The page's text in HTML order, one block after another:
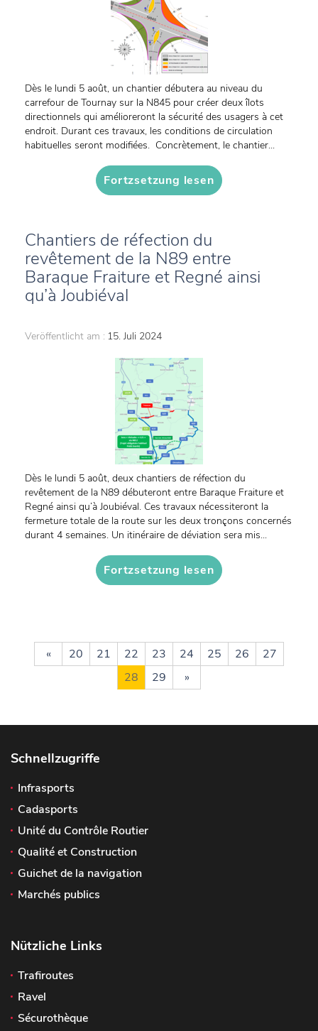
Dès le lundi 5 août, un chantier débutera au niveau du
carrefour de Tournay sur la N845 pour créer deux îlots
directionnels qui amélioreront la sécurité des usagers à cet
endroit. Durant ces travaux, les conditions de circulation
habituelles seront modifiées. Concrètement, le chantier...
Fortzsetzung lesen
Chantiers de réfection du
revêtement de la N89 entre
Baraque Fraiture et Regné ainsi
qu’à Joubiéval
Veröffentlicht am : 15. Juli 2024
Dès le lundi 5 août, deux chantiers de réfection du
revêtement de la N89 débuteront entre Baraque Fraiture et
Regné ainsi qu’à Joubiéval. Ces travaux nécessiteront la
fermeture totale de la route sur les deux tronçons concernés
durant 4 semaines. Un itinéraire de déviation sera mis...
Fortzsetzung lesen
« 20 21 22 23 24 25 26
27
28
29 »
Schnellzugriffe
Infrasports
Cadasports
Unité du Contrôle Routier
Qualité et Construction
Guichet de la navigation
Marchés publics
Nützliche Links
Trafiroutes
Ravel
Sécurothèque